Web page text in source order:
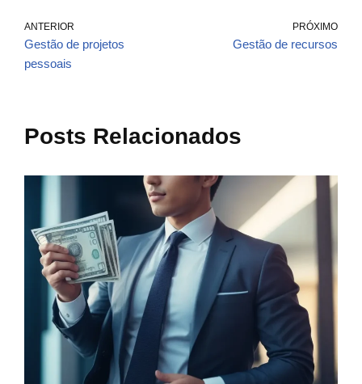
ANTERIOR
Gestão de projetos
pessoais
PRÓXIMO
Gestão de recursos
Posts Relacionados